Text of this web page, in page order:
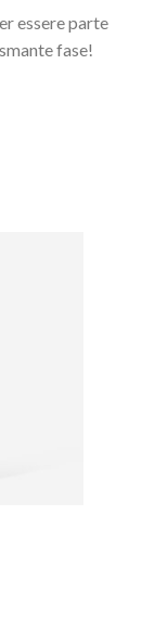
essere parte
fase!